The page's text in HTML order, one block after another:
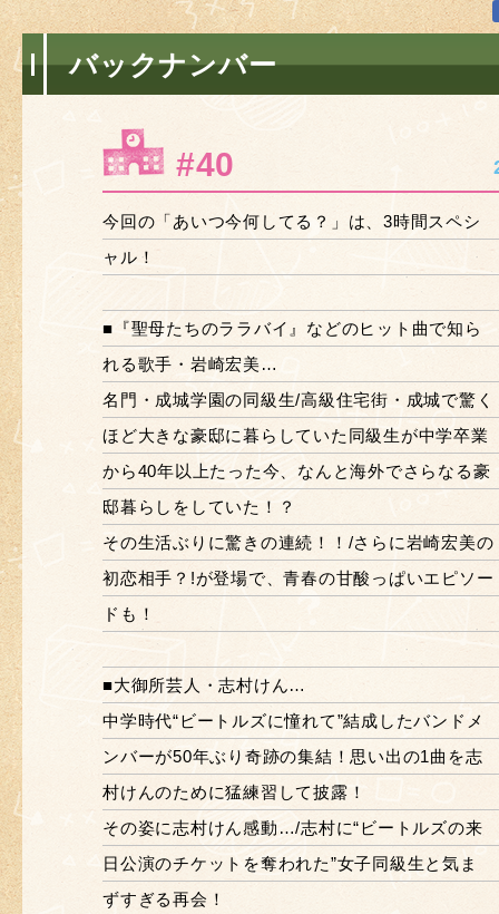
バックナンバー
#40
今回の「あいつ今何してる？」は、3時間スペシ
ャル！
■『聖母たちのララバイ』などのヒット曲で知ら
れる歌手・岩崎宏美…
名門・成城学園の同級生/高級住宅街・成城で驚く
ほど大きな豪邸に暮らしていた同級生が中学卒業
から40年以上たった今、なんと海外でさらなる豪
邸暮らしをしていた！？
その生活ぶりに驚きの連続！！/さらに岩崎宏美の
初恋相手？!が登場で、青春の甘酸っぱいエピソー
ドも！
■大御所芸人・志村けん…
中学時代“ビートルズに憧れて”結成したバンドメ
ンバーが50年ぶり奇跡の集結！思い出の1曲を志
村けんのために猛練習して披露！
その姿に志村けん感動…/志村に“ビートルズの来
日公演のチケットを奪われた”女子同級生と気ま
ずすぎる再会！